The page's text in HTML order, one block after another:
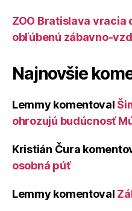
ZOO Bratislava vracia
obľúbenú zábavno-
Najnovšie
Lemmy komentoval
ohrozujú budúcnosť
Kristián Čura
osobná púť
Lemmy komentoval